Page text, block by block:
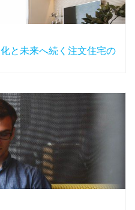
と未来へ続く注文住宅の